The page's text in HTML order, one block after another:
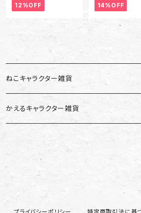
12%OFF 14%OFF
ねこキャラクター雑貨
かえるキャラクター雑貨